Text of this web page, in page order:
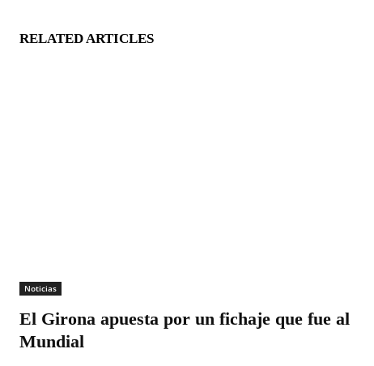
RELATED ARTICLES
Noticias
El Girona apuesta por un fichaje que fue al
Mundial